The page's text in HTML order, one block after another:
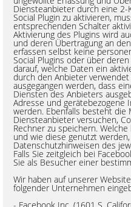
Diensteanbieter durch eine 2-
Social Plugin zu aktivieren,
entsprechenden Schalter
Aktivierung des Plugins wird
und deren Übertragung an
erfassen selbst keine
Social Plugins oder über
darauf, welche Daten ein
durch den Anbieter
ausgegangen werden, dass
Diensten des Anbieters
Adresse und gerätebezogene
werden. Ebenfalls besteht die
Diensteanbieter versuchen,
Rechner zu speichern.
und wie diese genutzt
Datenschutzhinweisen des
Falls Sie zeitgleich bei
Sie als Besucher einer
Wir haben auf unserer
folgender Unternehmen